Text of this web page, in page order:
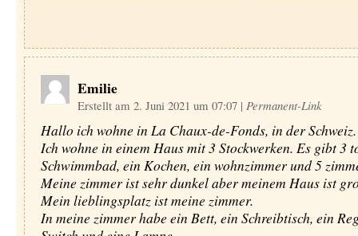
Emilie
Erstellt am 2. Juni 2021 um 07:07 | Permanent-Link
Hallo ich wohne in La Chaux-de-Fonds, in der Schweiz.
Ich wohne in einem Haus mit 3 Stockwerken. Es gibt 3
Schwimmbad, ein Kochen, ein wohnzimmer und 5
Meine zimmer ist sehr dunkel aber meinem Haus ist
Mein lieblingsplatz ist meine zimmer.
In meine zimmer habe ein Bett, ein Schreibtisch, ein